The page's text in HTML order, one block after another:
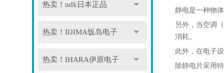
热卖！ndk日本正品
热卖！IIJIMA饭岛电子
热卖！IHARA伊原电子
静电是一种物
另外，当空调
消耗。
此外，在电子
除静电片采用